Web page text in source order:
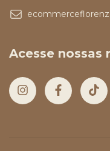
Acesse nossas